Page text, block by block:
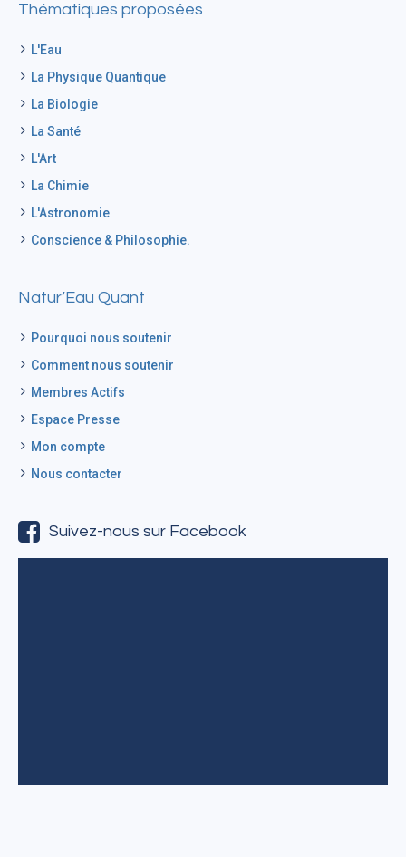
Thématiques proposées
L'Eau
La Physique Quantique
La Biologie
La Santé
L'Art
La Chimie
L'Astronomie
Conscience & Philosophie.
Natur’Eau Quant
Pourquoi nous soutenir
Comment nous soutenir
Membres Actifs
Espace Presse
Mon compte
Nous contacter
Suivez-nous sur Facebook